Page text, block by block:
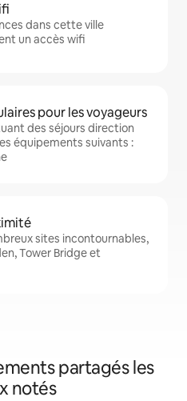
dans cette ville
un accès wifi
pour les voyageurs
des séjours direction
équipements suivants :
sites incontournables,
Tower Bridge et
partagés les
notés